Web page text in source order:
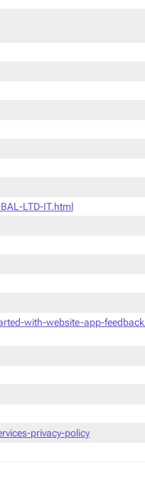
LTD-IT.html
with-website-app-
privacy-policy